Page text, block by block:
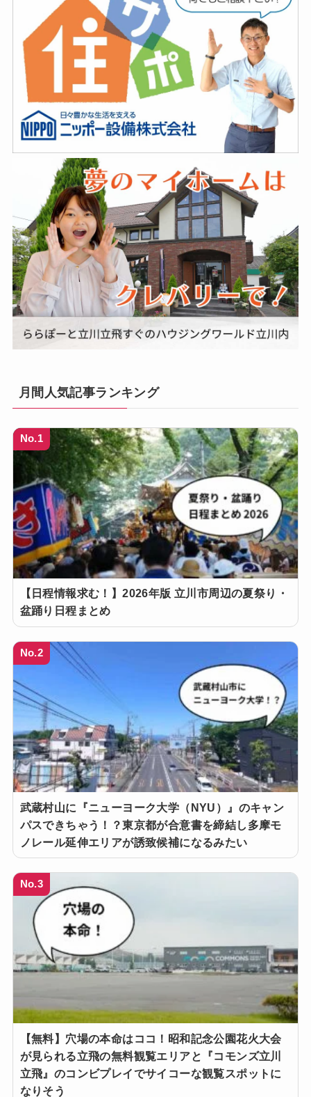
月間人気記事ランキング
No.1
【日程情報求む！】2026年版 立川市周辺の夏祭り・
盆踊り日程まとめ
No.2
武蔵村山に『ニューヨーク大学（NYU）』のキャン
パスできちゃう！？東京都が合意書を締結し多摩モ
ノレール延伸エリアが誘致候補になるみたい
No.3
【無料】穴場の本命はココ！昭和記念公園花火大会
が見られる立飛の無料観覧エリアと『コモンズ立川
立飛』のコンビプレイでサイコーな観覧スポットに
なりそう